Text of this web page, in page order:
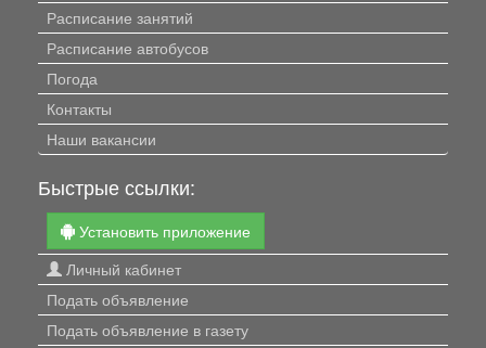
Расписание занятий
Расписание автобусов
Погода
Контакты
Наши вакансии
Быстрые ссылки:
Установить приложение
Личный кабинет
Подать объявление
Подать объявление в газету